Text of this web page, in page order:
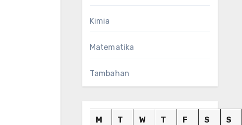
Kimia
Matematika
Tambahan
M T W T F S S